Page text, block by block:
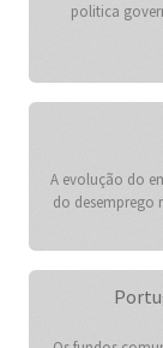
politica
A evolução do
do desemprego